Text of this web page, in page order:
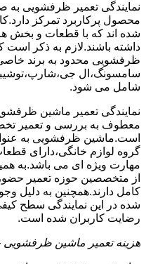
نمایندگی تعمیر ظرفشویی
محصول پرکاربرد تمرکز
شده اند که با قطعات و بخش
داشته باشند.لازم به ذکر است
ظرفشویی محدود به برند
سامسونگ،ال
شامل می شود.
نمایندگی تعمیر ماشین
معطوف به بررسی و تعمیر
است.ماشین ظرفشویی به
گروه لوازم خانگی،دارای
مهارت ویژه ای می باشد.به
از متخصصین حوزه تعمیر
کامل دارند.همچنین به دلیل
شده در این نمایندگی سطح
رضایت کاربران شده است.
هزینه تعمیر ماشین